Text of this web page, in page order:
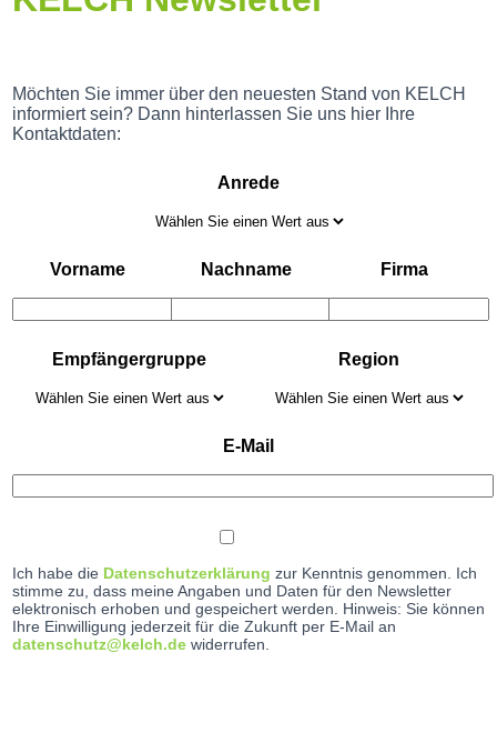
Möchten Sie immer über den neuesten Stand von KELCH
informiert sein? Dann hinterlassen Sie uns hier Ihre
Kontaktdaten:
Anrede
Vorname Nachname Firma
Empfängergruppe Region
E-Mail
Ich habe die Datenschutzerklärung zur Kenntnis genommen. Ich
stimme zu, dass meine Angaben und Daten für den Newsletter
elektronisch erhoben und gespeichert werden. Hinweis: Sie können
Ihre Einwilligung jederzeit für die Zukunft per E-Mail an
datenschutz@kelch.de widerrufen.